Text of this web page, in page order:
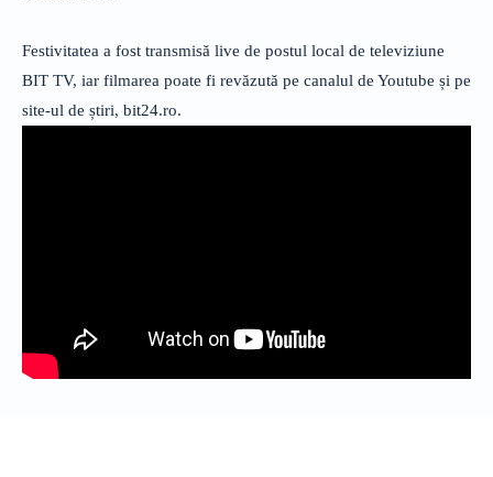
Festivitatea a fost transmisă live de postul local de televiziune
BIT TV, iar filmarea poate fi revăzută pe canalul de Youtube și pe
site-ul de știri, bit24.ro.